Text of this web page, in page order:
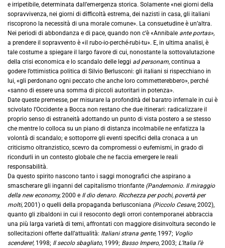
e irripetibile, determinata dall’emergenza storica. Solamente «nei giorni della
sopravvivenza, nei giorni di difficoltà estrema, dei nazisti in casa, gli italiani
riscoprono la necessità di una morale comune». La consuetudine è un’altra.
Nei periodi di abbondanza e di pace, quando non c’è «Annibale ante portas»,
a prendere il sopravvento è «il rubo-io-perché-rubi-tu». E, in ultima analisi, è
tale costume a spiegare il largo favore di cui, nonostante la sottovalutazione
della crisi economica e lo scandalo delle leggi ad personam, continua a
godere l’ottimistica politica di Silvio Berlusconi: gli italiani si rispecchiano in
lui, «gli perdonano ogni peccato che anche loro commetterebbero», perché
«sanno di essere una somma di piccoli autoritari in potenza».
Date queste premesse, per misurare la profondità del baratro infernale in cui è
scivolato l’Occidente a Bocca non restano che due itinerari: radicalizzare il
proprio senso di estraneità adottando un punto di vista postero a se stesso
che mentre lo colloca su un piano di distanza incolmabile ne enfatizza la
volontà di scandalo; e sottoporre gli eventi specifici della cronaca a un
criticismo oltranzistico, scevro da compromessi o eufemismi, in grado di
ricondurli in un contesto globale che ne faccia emergere le reali
responsabilità.
Da questo spirito nascono tanto i saggi monografici che aspirano a
smascherare gli inganni del capitalismo trionfante (Pandemonio. Il miraggio
della new economy, 2000 e Il dio denaro. Ricchezza per pochi, povertà per
molti, 2001) o quelli della propaganda berlusconiana (Piccolo Cesare, 2002),
quanto gli zibaldoni in cui il resoconto degli orrori contemporanei abbraccia
una più larga varietà di temi, affrontati con maggiore disinvoltura secondo le
sollecitazioni offerte dall’attualità: Italiani strana gente, 1997; Voglio
scendere!, 1998; Il secolo sbagliato, 1999; Basso Impero, 2003; L’Italia l’è